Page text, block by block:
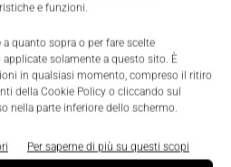
e funzioni.
quanto sopra o per fare scelte
solamente a questo sito. È
in qualsiasi momento, compreso il ritiro
della Cookie Policy o cliccando sul
nella parte inferiore dello schermo.
Per saperne di più su questi scopi